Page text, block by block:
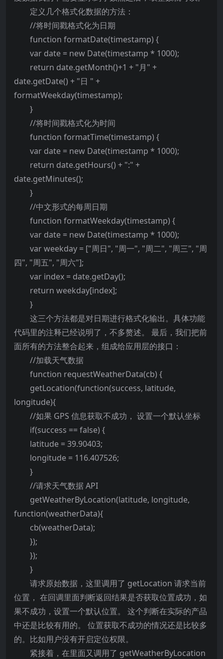
定义几个格式化数据的方法：
//将时间戳格式化为日期
function formatDate(timestamp) {
var date = new Date(timestamp * 1000);
return date.getMonth()+1 + "月" +
date.getDate() + "日 " +
formatWeekday(timestamp);
}
//将时间戳格式化为时间
function formatTime(timestamp) {
var date = new Date(timestamp * 1000);
return date.getHours() + ":" +
date.getMinutes();
}
//中文形式的每周日期
function formatWeekday(timestamp) {
var date = new Date(timestamp * 1000);
var weekday = ["周日", "周一", "周二", "周三", "周
四", "周五", "周六"];
var index = date.getDay();
return weekday[index];
}
这三个方法都是对日期进行格式化输出。具体功能
代码里的注释已经说明了，不多赘述。 最后，我们把前
面所有的方法整合起来，组成给应用层的接口：
//加载天气数据
function requestWeatherData(cb) {
getLocation(function(success, latitude,
longitude){
//如果 GPS 信息获取不成功， 设置一个默认坐标
if(success == false) {
latitude = 39.90403;
longitude = 116.407526;
}
//请求天气数据 API
getWeatherByLocation(latitude, longitude,
function(weatherData){
cb(weatherData);
});
});
}
请求原始数据，这里调用了 getLocation 请求当前
位置， 在回调里面判断返回结果是否获取位置成功，如
果不成功，设置一个默认位置。 这个判断在实际的产品
中还是比较有用的。 位置获取不成功的情况还是比较多
的。比如用户没有开启定位权限。
紧接着，在里面又调用了 getWeatherByLocation